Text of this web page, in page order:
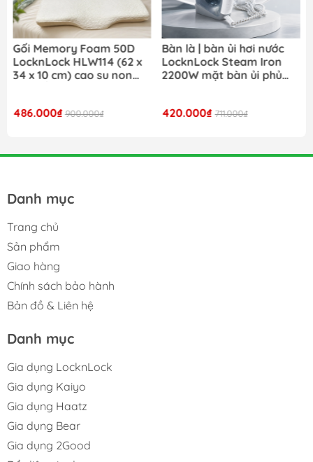
Gối Memory Foam 50D
LocknLock HLW114 (62 x
34 x 10 cm) cao su non
486.000₫ 900.000₫
Bàn là | bàn ủi hơi nước
LocknLock Steam Iron
2200W mặt bàn ủi phủ
420.000₫ 711.000₫
Danh mục
Trang chủ
Sản phẩm
Giao hàng
Chính sách bảo hành
Bản đồ & Liên hệ
Danh mục
Gia dụng LocknLock
Gia dụng Kaiyo
Gia dụng Haatz
Gia dụng Bear
Gia dụng 2Good